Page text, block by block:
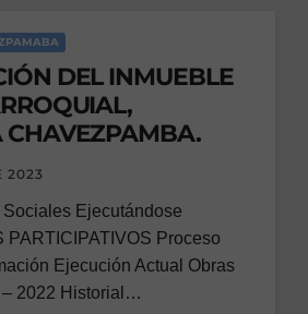
DEL INMUEBLE
CHAVEZPAMBA.
2023
Ejecutándose
PARTICIPATIVOS Proceso
Ejecución Actual Obras
– 2022 Historial…